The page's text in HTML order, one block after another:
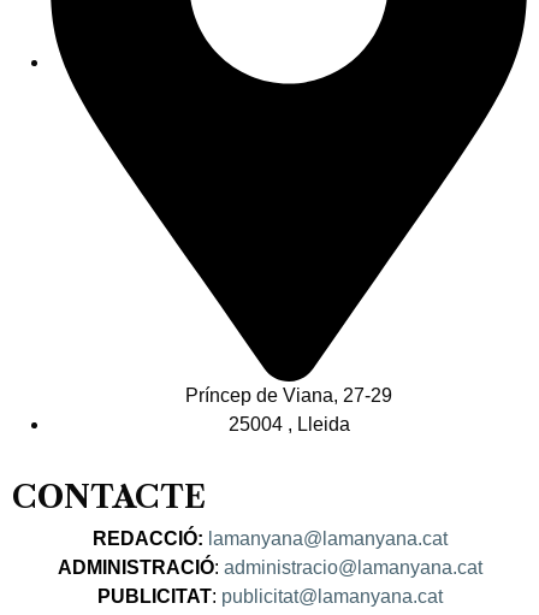
Príncep de Viana, 27-29
25004 , Lleida
CONTACTE
REDACCIÓ: lamanyana@lamanyana.cat
ADMINISTRACIÓ: administracio@lamanyana.cat
PUBLICITAT: publicitat@lamanyana.cat